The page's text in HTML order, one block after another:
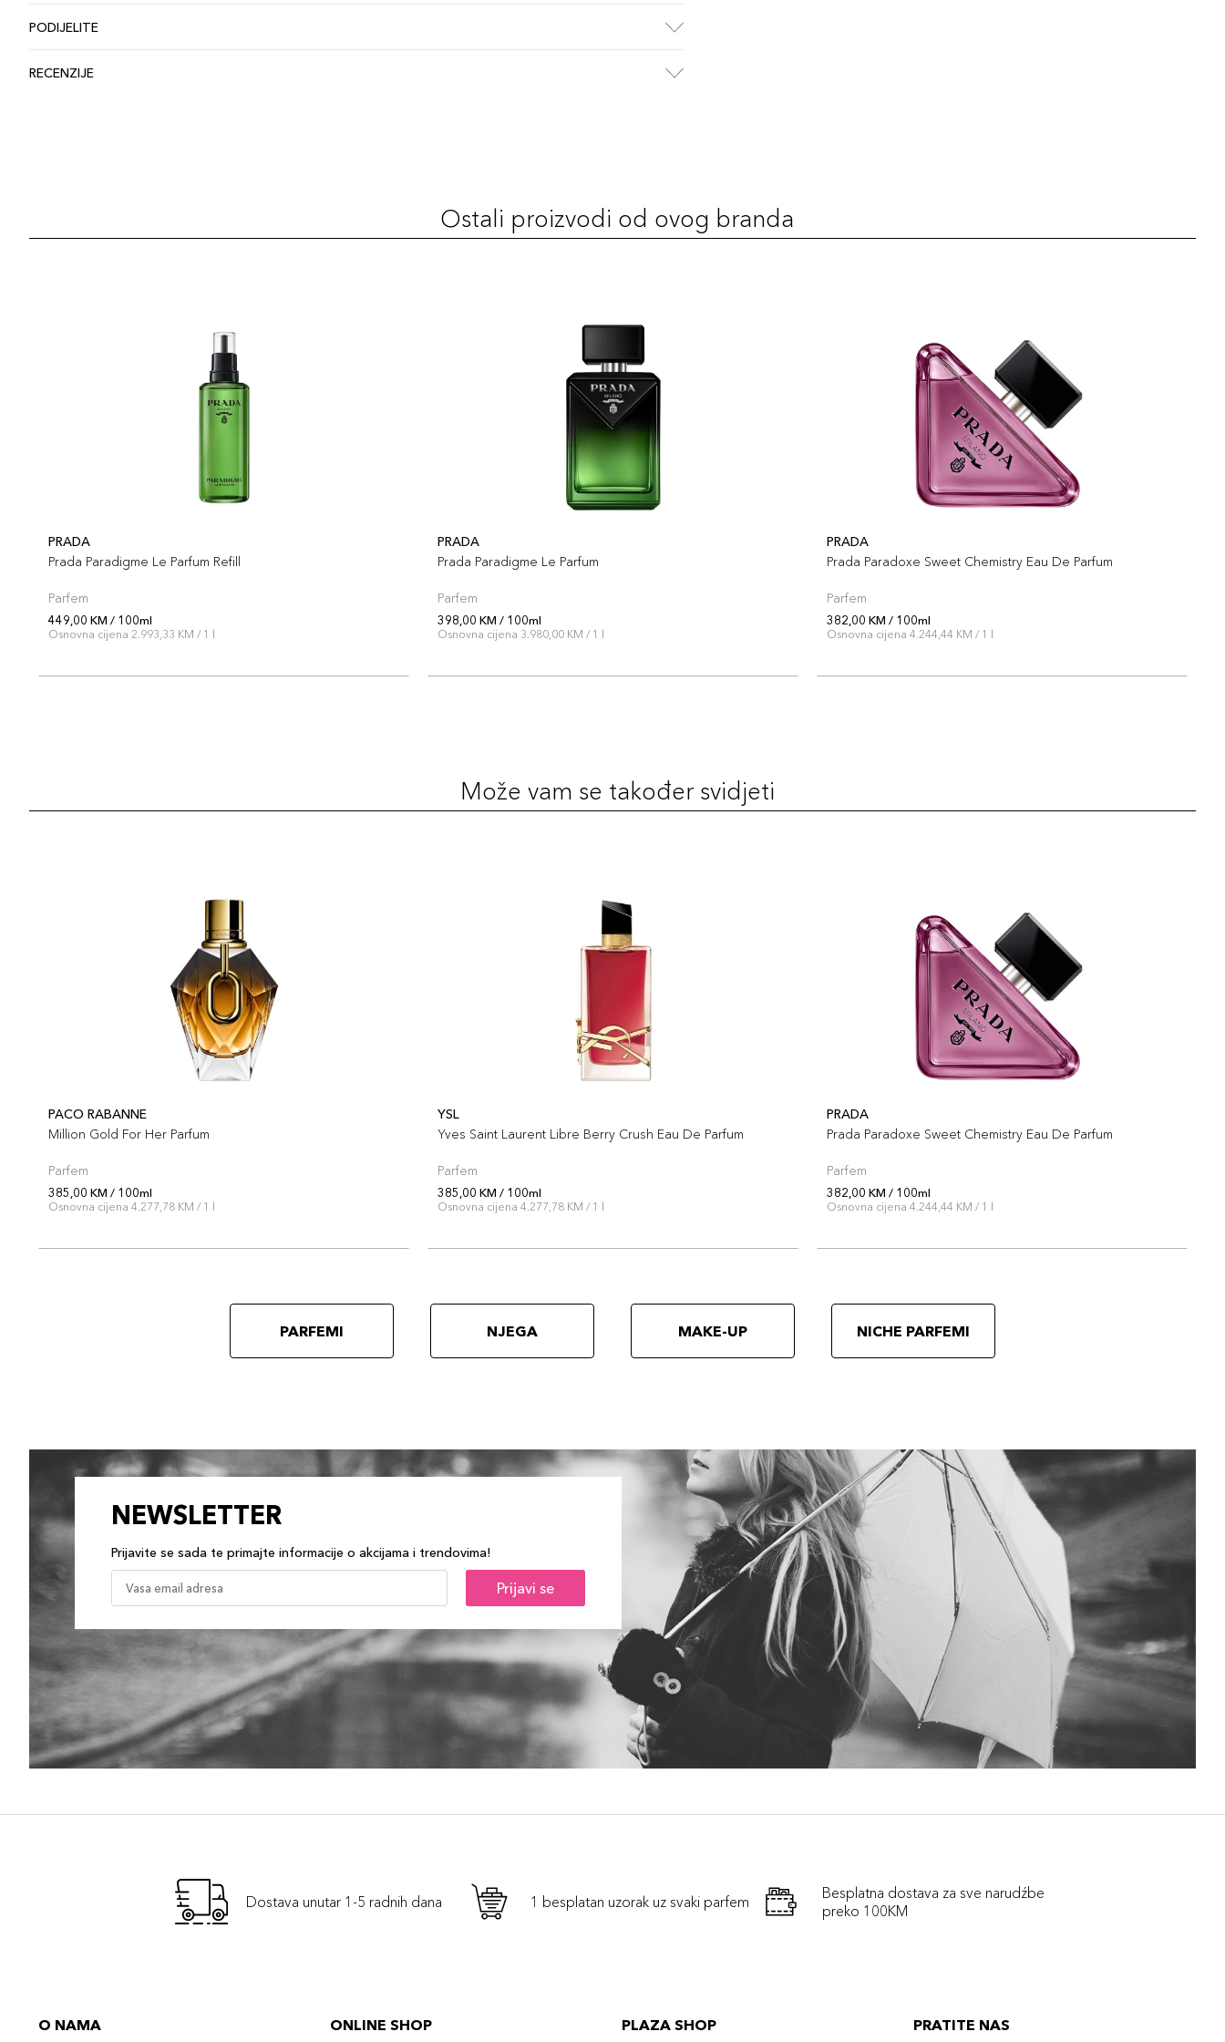
PODIJELITE
RECENZIJE
Ostali proizvodi od ovog branda
PRADA
Prada Paradigme Le Parfum Refill
Parfem
449,00 KM / 100ml
Osnovna cijena 2.993,33 KM / 1 l
PRADA
Prada Paradigme Le Parfum
Parfem
398,00 KM / 100ml
Osnovna cijena 3.980,00 KM / 1 l
PRADA
Prada Paradoxe Sweet Chemistry Eau De Parfum
Parfem
382,00 KM / 100ml
Osnovna cijena 4.244,44 KM / 1 l
Može vam se također svidjeti
PACO RABANNE
Million Gold For Her Parfum
Parfem
385,00 KM / 100ml
Osnovna cijena 4.277,78 KM / 1 l
YSL
Yves Saint Laurent Libre Berry Crush Eau De Parfum
Parfem
385,00 KM / 100ml
Osnovna cijena 4.277,78 KM / 1 l
PRADA
Prada Paradoxe Sweet Chemistry Eau De Parfum
Parfem
382,00 KM / 100ml
Osnovna cijena 4.244,44 KM / 1 l
PARFEMI NJEGA MAKE-UP NICHE PARFEMI
NEWSLETTER
Prijavite se sada te primajte informacije o akcijama i trendovima!
Prijavi se
Dostava unutar 1-5 radnih dana 1 besplatan uzorak uz svaki parfem
Besplatna dostava za sve narudźbe
preko 100KM
O NAMA ONLINE SHOP PLAZA SHOP PRATITE NAS